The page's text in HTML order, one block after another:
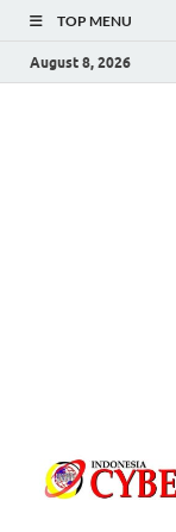
TOP MENU
August 8, 2026